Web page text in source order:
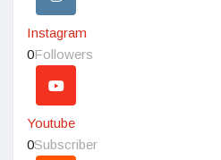
Instagram
0Followers
Youtube
0Subscriber